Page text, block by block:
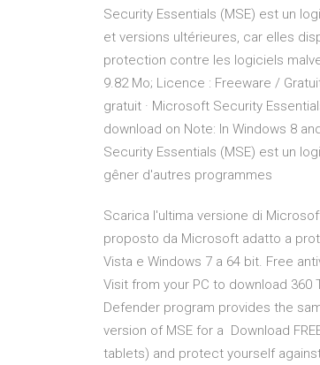
Security Essentials (MSE) est un
et versions ultérieures, car elles
protection contre les logiciels
9.82 Mo; Licence : Freeware /
gratuit · Microsoft Security
download on Note: In Windows 8
Security Essentials (MSE) est un
gêner d'autres programmes
Scarica l'ultima versione di
proposto da Microsoft adatto a
Vista e Windows 7 a 64 bit. Free
Visit from your PC to download 360
Defender program provides the
version of MSE for a Download
tablets) and protect yourself